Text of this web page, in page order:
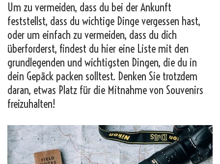
Um zu vermeiden, dass du bei der Ankunft
feststellst, dass du wichtige Dinge vergessen hast,
oder um einfach zu vermeiden, dass du dich
überforderst, findest du hier eine Liste mit den
grundlegenden und wichtigsten Dingen, die du in
dein Gepäck packen solltest. Denken Sie trotzdem
daran, etwas Platz für die Mitnahme von Souvenirs
freizuhalten!